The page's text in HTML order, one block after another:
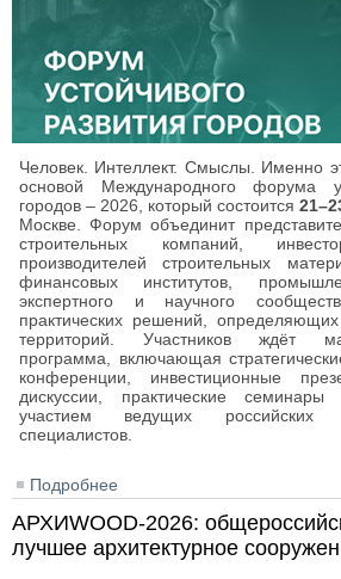
Человек. Интеллект. Смыслы. Именно
основой Международного форума
городов – 2026, который состоится
Москве. Форум объединит
строительных компаний,
производителей строительных
финансовых институтов,
экспертного и научного
практических решений, определяющих
территорий. Участников ждёт
программа, включающая
конференции, инвестиционные
дискуссии, практические
участием ведущих российских
специалистов.
Подробнее
АРХИWOOD-2026:
лучшее архитектурное